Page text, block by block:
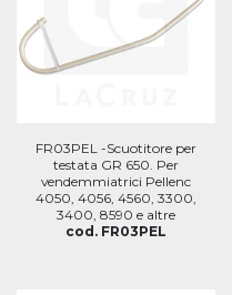
FR03PEL -Scuotitore per
testata GR 650. Per
vendemmiatrici Pellenc
4050, 4056, 4560, 3300,
3400, 8590 e altre
cod. FR03PEL